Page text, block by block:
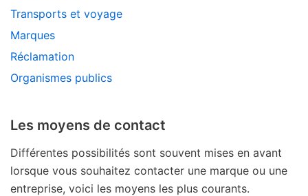
Transports et voyage
Marques
Réclamation
Organismes publics
Les moyens de contact
Différentes possibilités sont souvent mises en avant
lorsque vous souhaitez contacter une marque ou une
entreprise, voici les moyens les plus courants.